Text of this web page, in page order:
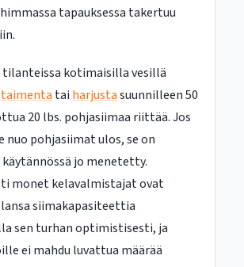
tapauksessa takertuu
tilanteissa kotimaisilla vesillä
taimenta tai harjustasuunnilleen 50
20 lbs. pohjasiimaa riittää. Jos
nuo pohjasiimat ulos, se on
jo menetetty.
monet kelavalmistajat ovat
siimakapasiteettia
sen turhan optimistisesti, ja
ei mahdu luvattua määrää